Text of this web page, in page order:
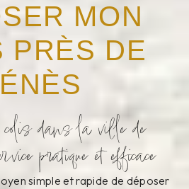
MON
PRÈS DE
colis dans la ville de
pratique et efficace
simple et rapide de déposer